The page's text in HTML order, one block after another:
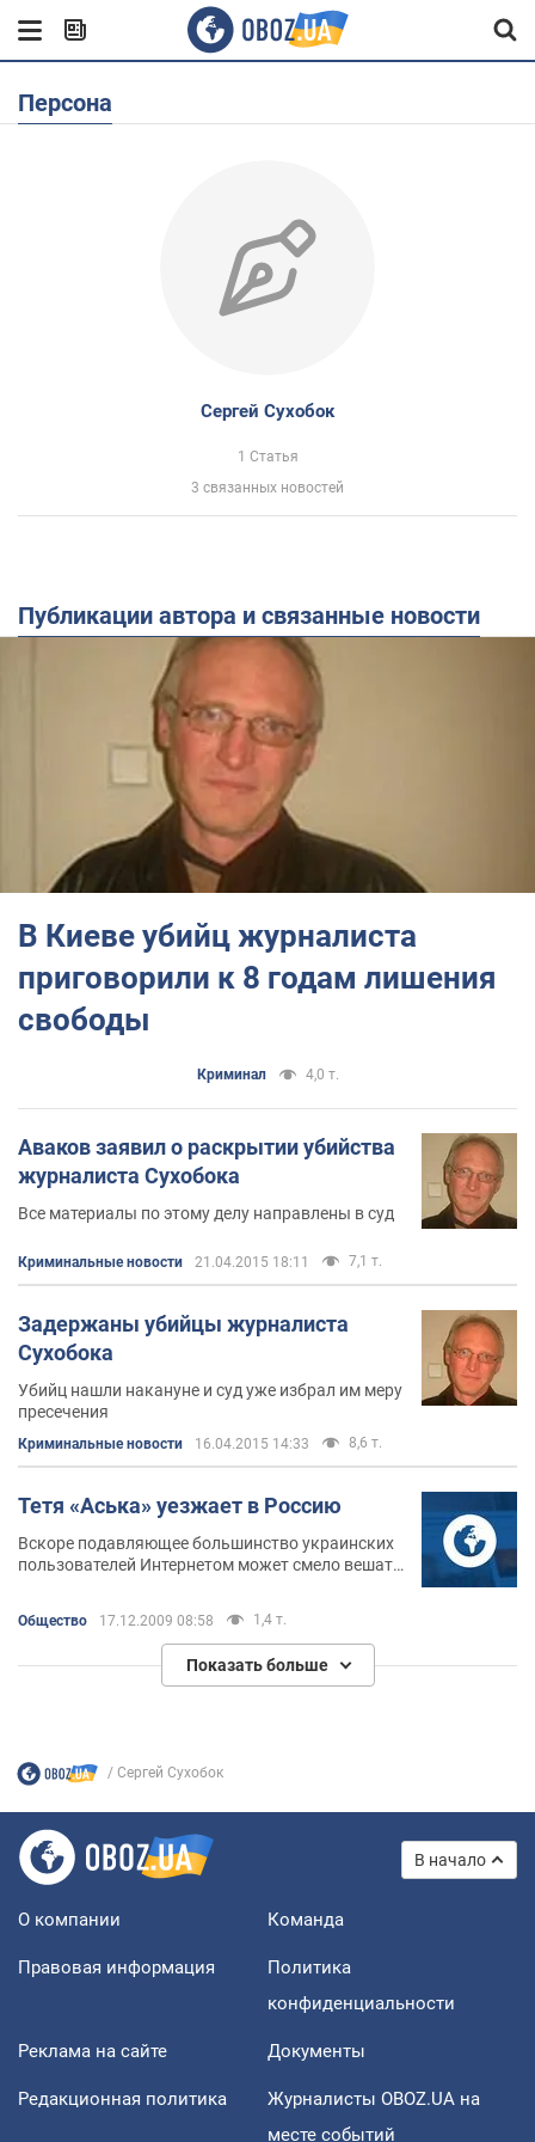
Персона
Сергей Сухобок
1 Статья
3 связанных новостей
Публикации автора и связанные новости
В Киеве убийц журналиста
приговорили к 8 годам лишения
свободы
Криминал 4,0 т.
Аваков заявил о раскрытии убийства
журналиста Сухобока
Все материалы по этому делу направлены в суд
Криминальные новости 21.04.2015 18:11 7,1 т.
Задержаны убийцы журналиста
Сухобока
Убийц нашли накануне и суд уже избрал им меру
пресечения
Криминальные новости 16.04.2015 14:33 8,6 т.
Тетя «Аська» уезжает в Россию
Вскоре подавляющее большинство украинских
пользователей Интернетом может смело вешать
Общество 17.12.2009 08:58 1,4 т.
Показать больше
Сергей Сухобок
В начало
О компании Команда
Правовая информация
Политика
конфиденциальности
Реклама на сайте Документы
Редакционная политика
Журналисты OBOZ.UA на
месте событий